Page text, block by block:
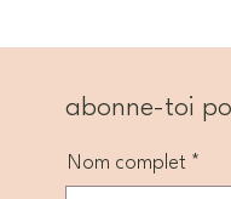
abonne-toi
Nom complet